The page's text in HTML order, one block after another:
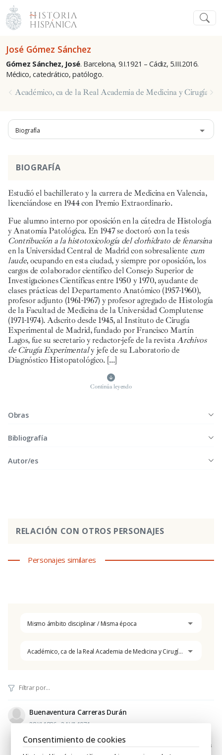
José Gómez Sánchez
Gómez Sánchez, José. Barcelona, 9.I.1921 – Cádiz, 5.III.2016.
Médico, catedrático, patólogo.
Académico, ca de la Real Academia de Medicina y Cirugía de
Biografía
BIOGRAFÍA
Estudió el bachillerato y la carrera de Medicina en Valencia,
licenciándose en 1944 con Premio Extraordinario.
Fue alumno interno por oposición en la cátedra de Histología
y Anatomía Patológica. En 1947 se doctoró con la tesis
Contribución a la histotoxicología del clorhidrato de fenarsina
en la Universidad Central de Madrid con sobresaliente cum
laude,ocupando en esta ciudad, y siempre por oposición, los
cargos de colaborador científico del Consejo Superior de
Investigaciones Científicas entre 1950 y 1970, ayudante de
clases prácticas del Departamento Anatómico (1957-1960),
profesor adjunto (1961-1967) y profesor agregado de Histología
de la Facultad de Medicina de la Universidad Complutense
(1971-1974). Adscrito desde 1945, al Instituto de Cirugía
Experimental de Madrid, fundado por Francisco Martín
Lagos, fue su secretario y redactor-jefe de la revistaArchivos
de Cirugía Experimentaly jefe de su Laboratorio de
Diagnóstico Histopatológico. [...]
Continúa leyendo
Obras
Bibliografía
Autor/es
RELACIÓN CON OTROS PERSONAJES
Personajes similares
Mismo ámbito disciplinar / Misma época
Académico, ca de la Real Academia de Medicina y Cirugía de Cádiz
Buenaventura Carreras Durán
28.XI.1886 - 24.VII.1971
Académico, ca de la Real Academia de Medicina y
Cirugía de Cádiz|Académico, ca de la Real Academia
Consentimiento de cookies